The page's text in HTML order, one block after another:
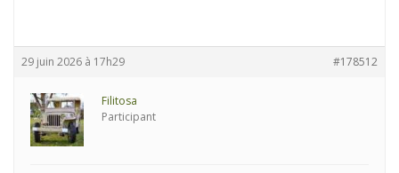
29 juin 2026 à 17h29 #178512
Filitosa
Participant